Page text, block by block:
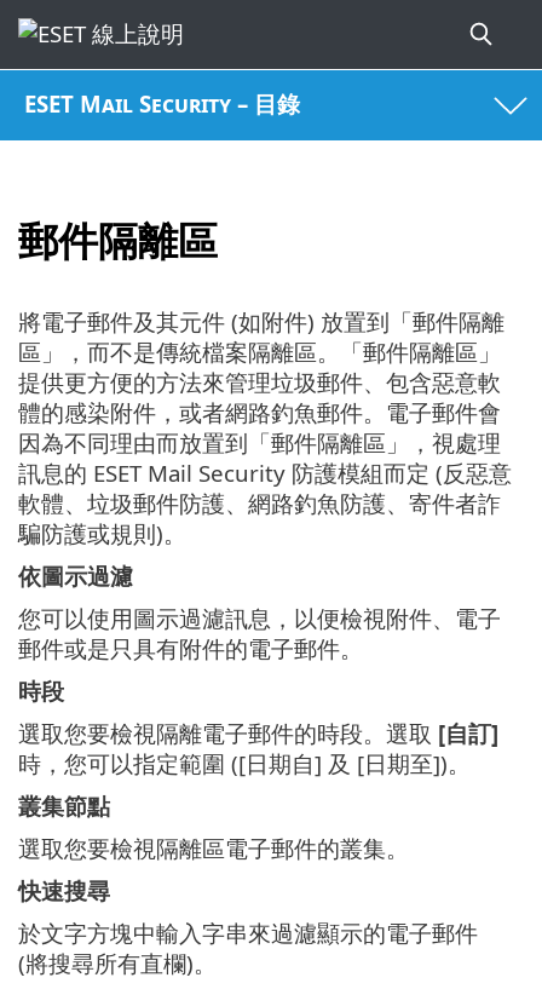
ESET Mail Security – 目錄
郵件隔離區
將電子郵件及其元件 (如附件) 放置到「郵件隔離
區」，而不是傳統檔案隔離區。「郵件隔離區」
提供更方便的方法來管理垃圾郵件、包含惡意軟
體的感染附件，或者網路釣魚郵件。電子郵件會
因為不同理由而放置到「郵件隔離區」，視處理
訊息的 ESET Mail Security 防護模組而定 (反惡意
軟體、垃圾郵件防護、網路釣魚防護、寄件者詐
騙防護或規則)。
依圖示過濾
您可以使用圖示過濾訊息，以便檢視附件、電子
郵件或是只具有附件的電子郵件。
時段
選取您要檢視隔離電子郵件的時段。選取 [自訂]
時，您可以指定範圍 ([日期自] 及 [日期至])。
叢集節點
選取您要檢視隔離區電子郵件的叢集。
快速搜尋
於文字方塊中輸入字串來過濾顯示的電子郵件
(將搜尋所有直欄)。